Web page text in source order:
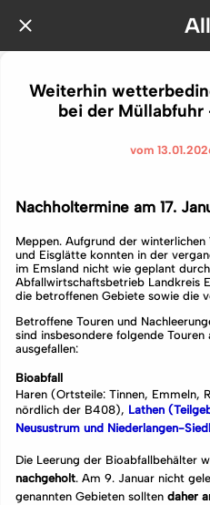
Weiterhin
bei der
vom
Nachholtermine am 17.
Meppen. Aufgrund der
und Eisglätte konnten in der
im Emsland nicht wie geplant
Abfallwirtschaftsbetrieb Landkreis
die betroffenen Gebiete sowie die
Betroffene Touren und
sind insbesondere folgende
ausgefallen:
Bioabfall
Haren (Ortsteile: Tinnen, Emmeln,
nördlich der B408), Lathen
Neusustrum und Niederlangen-
Die Leerung der Bioabfallbehälter
nachgeholt. Am 9. Januar nicht
genannten Gebieten sollten daher